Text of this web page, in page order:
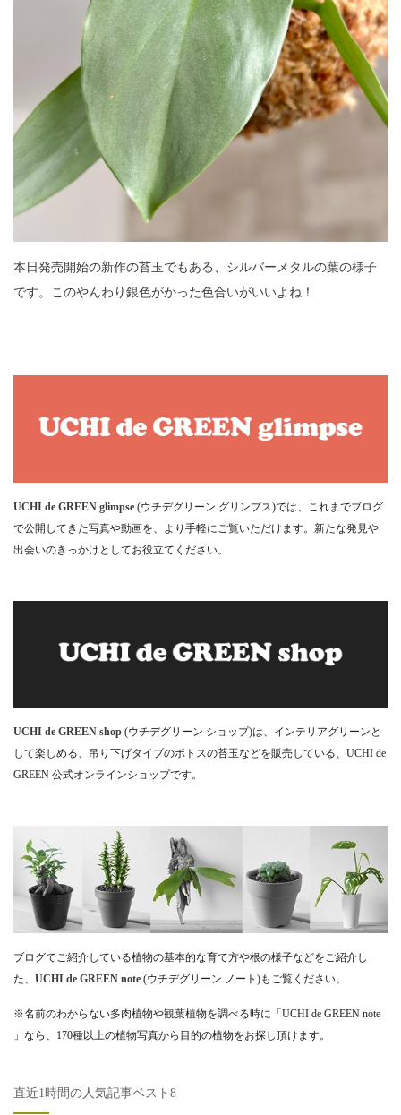
本日発売開始の新作の苔玉でもある、シルバーメタルの葉の様子
です。このやんわり銀色がかった色合いがいいよね！
UCHI de GREEN glimpse (ウチデグリーン グリンプス)では、これまでブログ
で公開してきた写真や動画を、より手軽にご覧いただけます。新たな発見や
出会いのきっかけとしてお役立てください。
UCHI de GREEN shop (ウチデグリーン ショップ)は、インテリアグリーンと
して楽しめる、吊り下げタイプのポトスの苔玉などを販売している、UCHI de
GREEN 公式オンラインショップです。
ブログでご紹介している植物の基本的な育て方や根の様子などをご紹介し
た、 UCHI de GREEN note (ウチデグリーン ノート)もご覧ください。
※名前のわからない多肉植物や観葉植物を調べる時に「UCHI de GREEN note
」なら、170種以上の植物写真から目的の植物をお探し頂けます。
直近1時間の人気記事ベスト8